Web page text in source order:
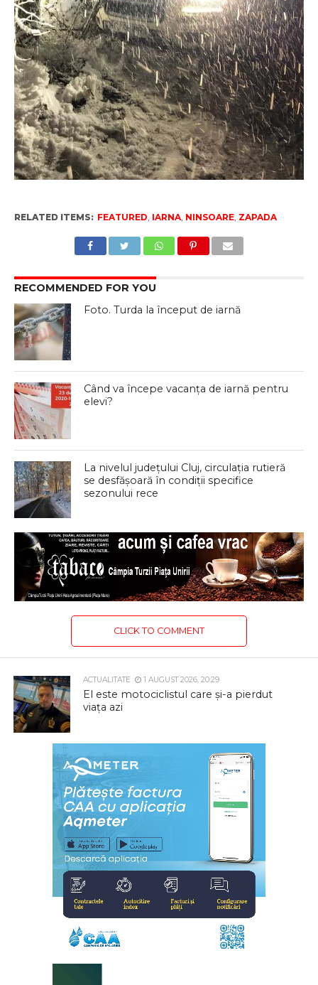
RELATED ITEMS: FEATURED, IARNA, NINSOARE, ZAPADA
RECOMMENDED FOR YOU
Foto. Turda la început de iarnă
Când va începe vacanța de iarnă pentru
elevi?
La nivelul județului Cluj, circulația rutieră
se desfășoară în condiții specifice
sezonului rece
CLICK TO COMMENT
ACTUALITATE 1 AUGUST 2026, 20:29
El este motociclistul care și-a pierdut
viața azi